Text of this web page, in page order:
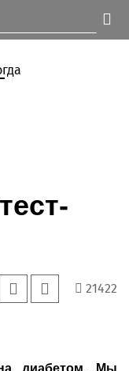
21422
диабетом. Мы